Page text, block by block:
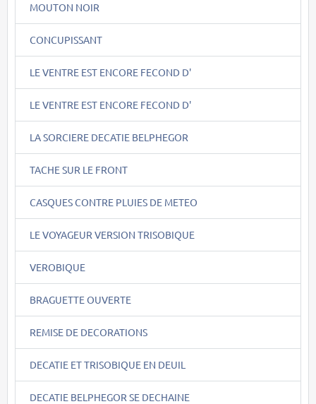
MOUTON NOIR
CONCUPISSANT
LE VENTRE EST ENCORE FECOND D'
LE VENTRE EST ENCORE FECOND D'
LA SORCIERE DECATIE BELPHEGOR
TACHE SUR LE FRONT
CASQUES CONTRE PLUIES DE METEO
LE VOYAGEUR VERSION TRISOBIQUE
VEROBIQUE
BRAGUETTE OUVERTE
REMISE DE DECORATIONS
DECATIE ET TRISOBIQUE EN DEUIL
DECATIE BELPHEGOR SE DECHAINE